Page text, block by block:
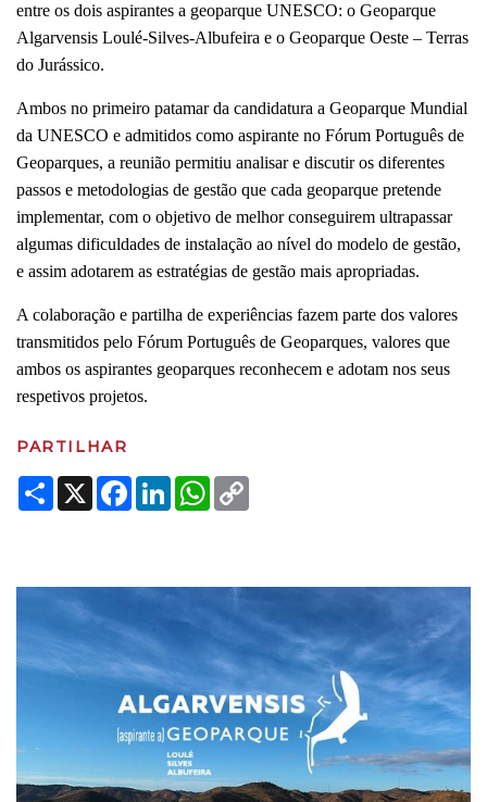
entre os dois aspirantes a geoparque UNESCO: o Geoparque
Algarvensis Loulé-Silves-Albufeira e o Geoparque Oeste – Terras
do Jurássico.
Ambos no primeiro patamar da candidatura a Geoparque Mundial
da UNESCO e admitidos como aspirante no Fórum Português de
Geoparques, a reunião permitiu analisar e discutir os diferentes
passos e metodologias de gestão que cada geoparque pretende
implementar, com o objetivo de melhor conseguirem ultrapassar
algumas dificuldades de instalação ao nível do modelo de gestão,
e assim adotarem as estratégias de gestão mais apropriadas.
A colaboração e partilha de experiências fazem parte dos valores
transmitidos pelo Fórum Português de Geoparques, valores que
ambos os aspirantes geoparques reconhecem e adotam nos seus
respetivos projetos.
PARTILHAR
Share
X Facebook
LinkedInWhatsApp